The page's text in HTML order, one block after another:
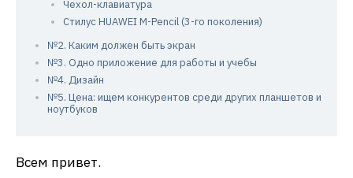
Чехол-клавиатура
Стилус HUAWEI M-Pencil (3-го поколения)
№2. Каким должен быть экран
№3. Одно приложение для работы и учебы
№4. Дизайн
№5. Цена: ищем конкурентов среди других планшетов и
ноутбуков
Всем привет.